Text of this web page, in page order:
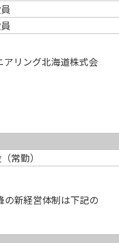
リング北海道株式会
常勤）
新経営体制は下記の